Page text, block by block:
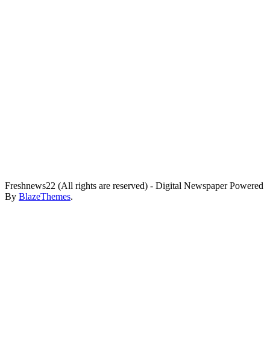
Freshnews22 (All rights are reserved) - Digital Newspaper Powered
By BlazeThemes.